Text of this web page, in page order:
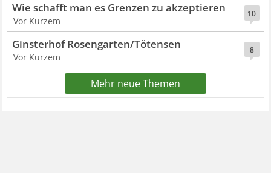
10
Wie schafft man es Grenzen zu akzeptieren
Vor Kurzem
8
Ginsterhof Rosengarten/Tötensen
Vor Kurzem
Mehr neue Themen